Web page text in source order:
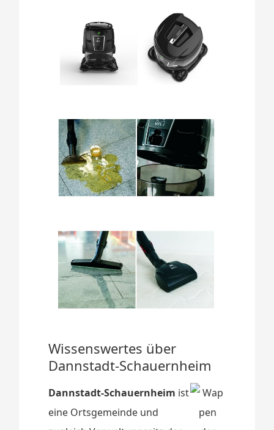
Wissenswertes über
Dannstadt-Schauernheim
Dannstadt-Schauernheim ist
eine Ortsgemeinde und